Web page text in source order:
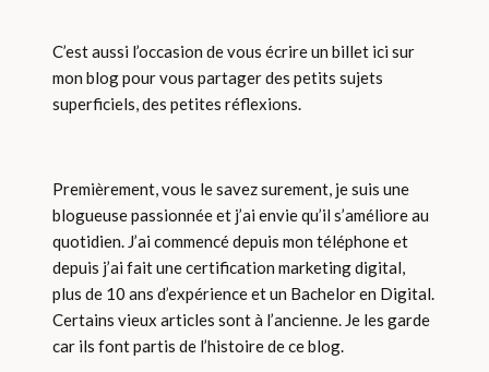
C’est aussi l’occasion de vous écrire un billet ici sur
mon blog pour vous partager des petits sujets
superficiels, des petites réflexions.
Premièrement, vous le savez surement, je suis une
blogueuse passionnée et j’ai envie qu’il s’améliore au
quotidien. J’ai commencé depuis mon téléphone et
depuis j’ai fait une certification marketing digital,
plus de 10 ans d’expérience et un Bachelor en Digital.
Certains vieux articles sont à l’ancienne. Je les garde
car ils font partis de l’histoire de ce blog.